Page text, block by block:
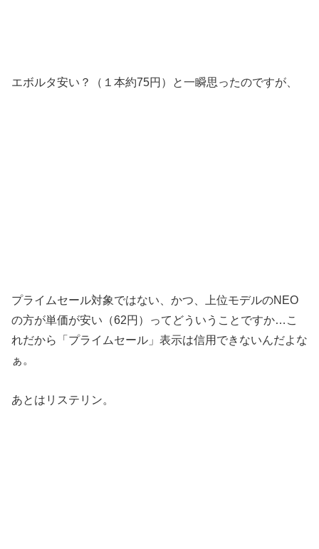
エボルタ安い？（１本約75円）と一瞬思ったのですが、
プライムセール対象ではない、かつ、上位モデルのNEO
の方が単価が安い（62円）ってどういうことですか…こ
れだから「プライムセール」表示は信用できないんだよな
ぁ。
あとはリステリン。